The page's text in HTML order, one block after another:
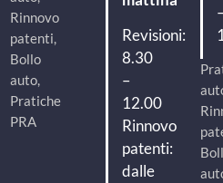
Rinnovo
patenti,
Bollo
auto,
Pratiche
PRA
Revisioni:
8.30
–
12.00
Rinnovo
patenti:
dalle